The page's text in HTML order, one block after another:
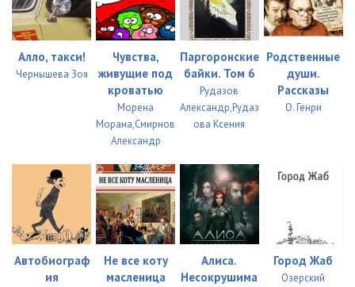
Алло, такси!
Чернышева Зоя
Чувства,
живущие под
кроватью
Морена
Морана,Смирнов
Александр
Паргоронские
байки. Том 6
Рудазов
Александр,Рудаз
ова Ксения
Родственные
души.
Рассказы
О. Генри
Автобиограф
ия
Не все коту
масленица
Алиса.
Несокрушима
Город Жаб
Озерский